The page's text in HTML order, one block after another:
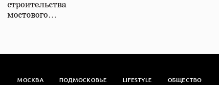
строительства
мостового…
МОСКВА ПОДМОСКОВЬЕ LIFESTYLE ОБЩЕСТВО